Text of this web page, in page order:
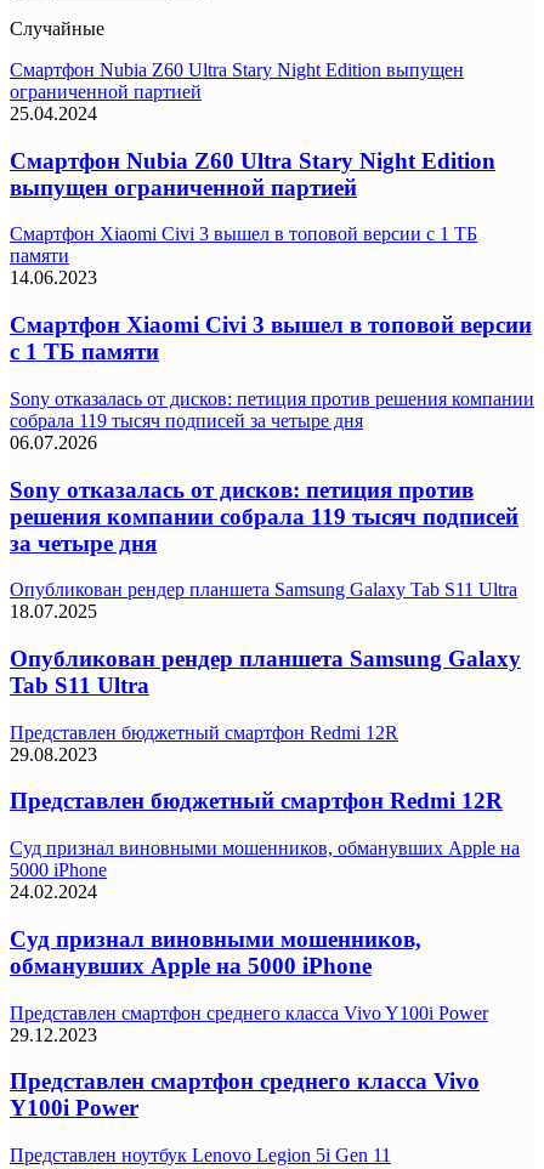
Случайные
Смартфон Nubia Z60 Ultra Stary Night Edition выпущен
ограниченной партией
25.04.2024
Смартфон Nubia Z60 Ultra Stary Night Edition
выпущен ограниченной партией
Смартфон Xiaomi Civi 3 вышел в топовой версии с 1 ТБ
памяти
14.06.2023
Смартфон Xiaomi Civi 3 вышел в топовой версии
с 1 ТБ памяти
Sony отказалась от дисков: петиция против решения компании
собрала 119 тысяч подписей за четыре дня
06.07.2026
Sony отказалась от дисков: петиция против
решения компании собрала 119 тысяч подписей
за четыре дня
Опубликован рендер планшета Samsung Galaxy Tab S11 Ultra
18.07.2025
Опубликован рендер планшета Samsung Galaxy
Tab S11 Ultra
Представлен бюджетный смартфон Redmi 12R
29.08.2023
Представлен бюджетный смартфон Redmi 12R
Суд признал виновными мошенников, обманувших Apple на
5000 iPhone
24.02.2024
Суд признал виновными мошенников,
обманувших Apple на 5000 iPhone
Представлен смартфон среднего класса Vivo Y100i Power
29.12.2023
Представлен смартфон среднего класса Vivo
Y100i Power
Представлен ноутбук Lenovo Legion 5i Gen 11